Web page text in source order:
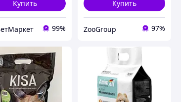
Купить
99%
Купить
ZooGroup 97%